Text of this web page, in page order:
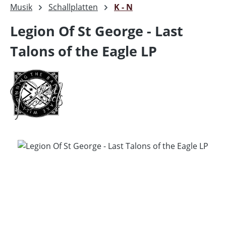
Musik Schallplatten K - N
Legion Of St George - Last
Talons of the Eagle LP